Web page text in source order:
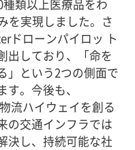
類以上医療品をわ
を実現しました。さ
ドローンパイロッ ト
出しており、「命を
」という2つの側面で
。今後も、
流ハイウェイを創る
の交通インフラでは
決し、持続可能な社